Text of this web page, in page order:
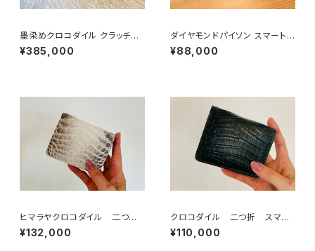
墨染めクロコダイル クラッチバ
ッグ / 唯一無二の経年変化を楽
しむ
¥385,000
ダイヤモンドパイソン スマートウ
ォレット -Aqua
¥88,000
ヒマラヤクロコダイル 二つ
折 スマートウォレット
¥132,000
クロコダイル 二つ折 スマー
トウォレット キプロスグリーン
キプロス
¥110,000